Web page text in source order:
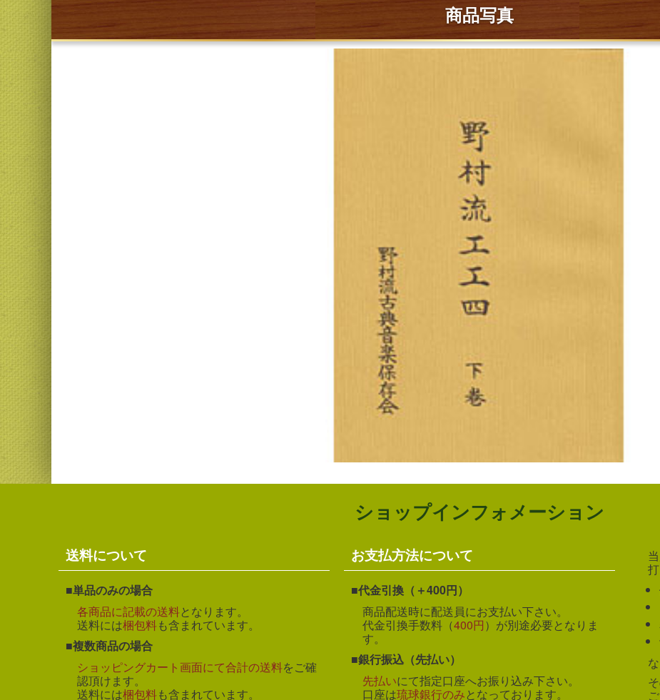
商品写真
ショップインフォメーション
送料について
単品のみの場合
各商品に記載の送料となります。
送料には梱包料も含まれています。
複数商品の場合
ショッピングカート画面にて合計の送料をご確
認頂けます。
送料には梱包料も含まれています。
お支払方法について
代金引換（＋400円）
商品配送時に配送員にお支払い下さい。
代金引換手数料（400円）が別途必要となりま
す。
銀行振込（先払い）
先払いにて指定口座へお振り込み下さい。
口座は琉球銀行のみとなっております。